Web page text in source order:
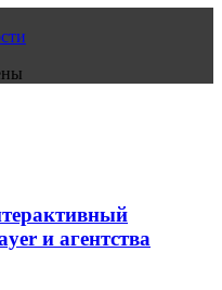
и агентства